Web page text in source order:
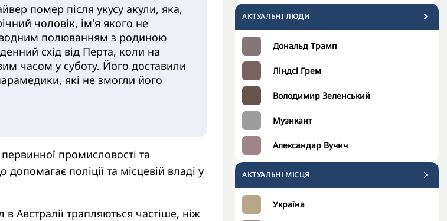
АКТУАЛЬНI ЛЮДИ
Дональд Трамп
Ліндсі Грем
Володимир Зеленський
Музикант
Александар Вучич
АКТУАЛЬНІ МІСЦЯ
Україна
помер після укусу акули, яка,
чоловік, ім'я якого не
полюванням з родиною
схід від Перта, коли на
часом у суботу. Його доставили
які не змогли його
промисловості та
поліції та місцевій владі у
Австралії трапляються частіше, ніж